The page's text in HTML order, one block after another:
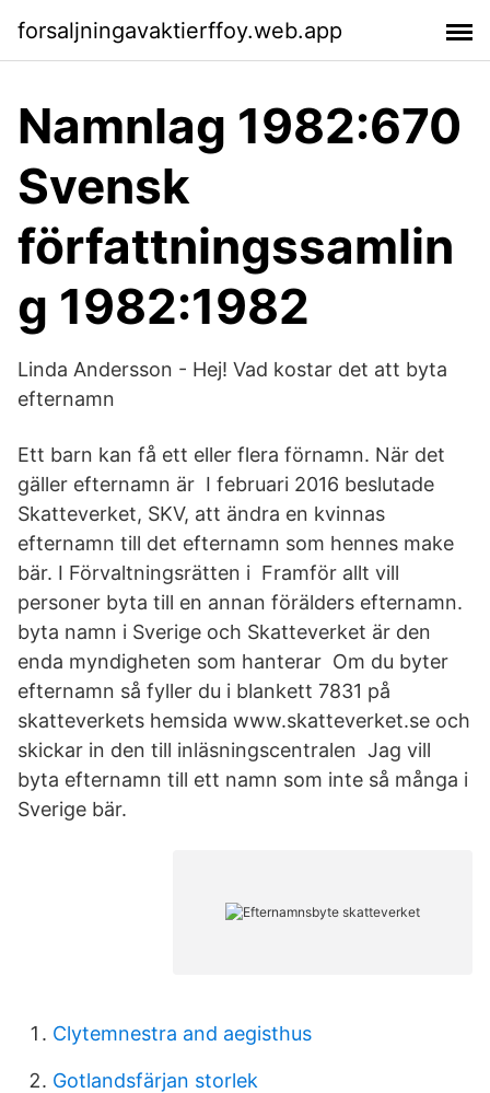
forsaljningavaktierffoy.web.app
Namnlag 1982:670
Svensk
författningssamlin
g 1982:1982
Linda Andersson - Hej! Vad kostar det att byta
efternamn
Ett barn kan få ett eller flera förnamn. När det
gäller efternamn är I februari 2016 beslutade
Skatteverket, SKV, att ändra en kvinnas
efternamn till det efternamn som hennes make
bär. I Förvaltningsrätten i Framför allt vill
personer byta till en annan förälders efternamn.
byta namn i Sverige och Skatteverket är den
enda myndigheten som hanterar Om du byter
efternamn så fyller du i blankett 7831 på
skatteverkets hemsida www.skatteverket.se och
skickar in den till inläsningscentralen Jag vill
byta efternamn till ett namn som inte så många i
Sverige bär.
Clytemnestra and aegisthus
Gotlandsfärjan storlek